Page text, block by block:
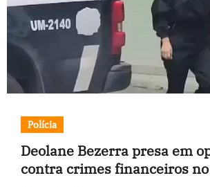
Polícia
Deolane Bezerra presa em
contra crimes financeiros